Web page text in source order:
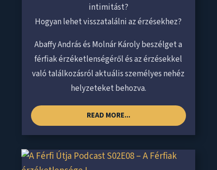
intimitást?
Hogyan lehet visszatalálni az érzésekhez?
Abaffy András és Molnár Károly beszélget a
férfiak érzéketlenségéről és az érzésekkel
való találkozásról aktuális személyes nehéz
helyzeteket behozva.
READ MORE...